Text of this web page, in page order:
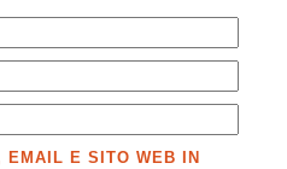
EMAIL E SITO WEB IN